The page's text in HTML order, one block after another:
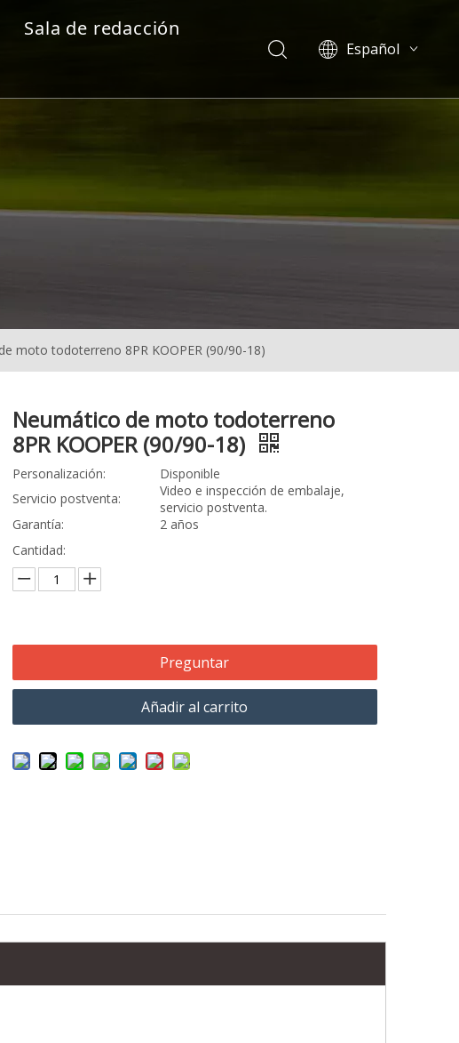
Sala de redacción
Español
العربية
moto todoterreno 8PR KOOPER (90/90-18)
Neumático de moto todoterreno
8PR KOOPER (90/90-18)
Personalización:
Disponible
Servicio postventa:
Video e inspección de embalaje,
servicio postventa.
Garantía:
2 años
Cantidad:
Preguntar
Añadir al carrito